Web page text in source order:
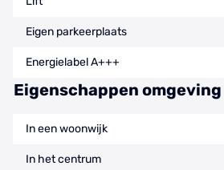
Eigen parkeerplaats
Energielabel A+++
Eigenschappen omgeving
In een woonwijk
In het centrum